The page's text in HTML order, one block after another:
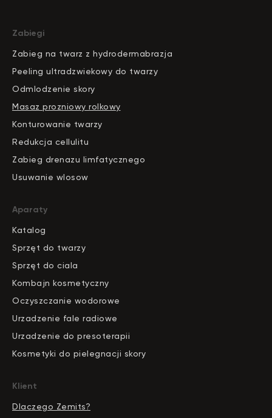
Zabiegi
Zabieg na twarz z hydrodermabrazja
Peeling ultradzwiekowy do twarzy
Odmlodzenie skory
Masaz prozniowy rolkowy
Konturowanie twarzy
Redukcja cellulitu
Zabieg drenazu limfatycznego
Usuwanie wlosow
Aparaty
Katalog
Sprzęt do twarzy
Sprzęt do ciala
Kombajn kosmetyczny
Oczyszczanie wodorowe
Urzadzenie fale radiowe
Urzadzenie do presoterapii
Kosmetyki do pielegnacji skory
Klient
Dlaczego Zemits?